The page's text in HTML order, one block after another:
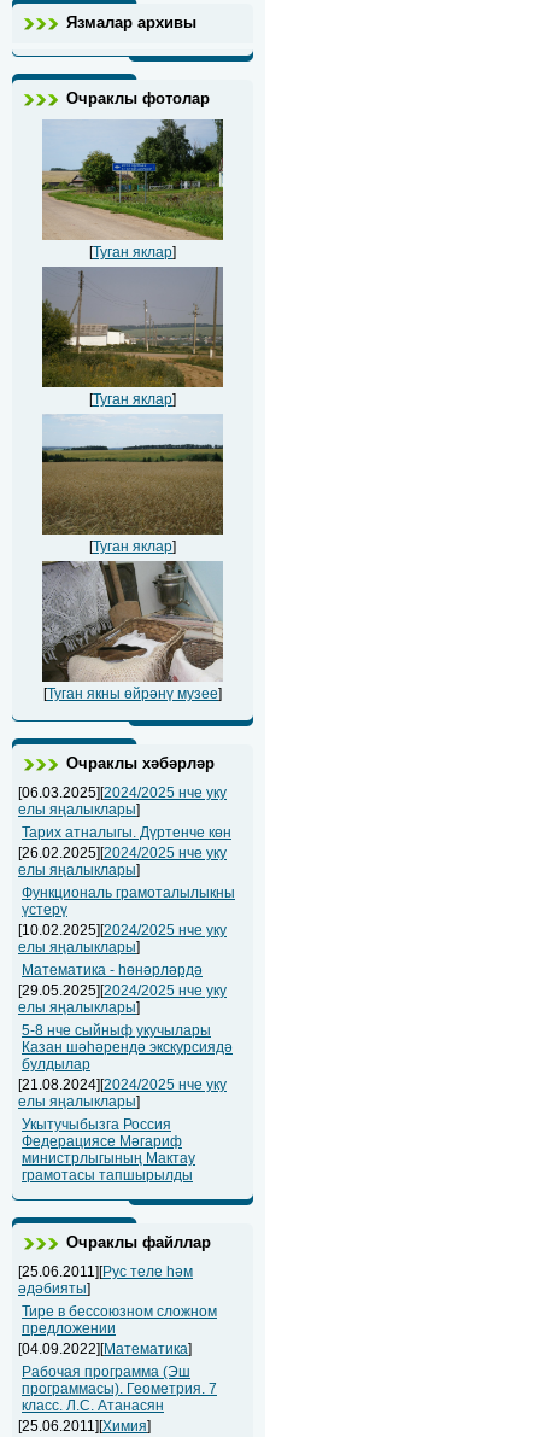
Язмалар архивы
Очраклы фотолар
[Туган яклар]
[Туган яклар]
[Туган яклар]
[Туган якны өйрәнү музее]
Очраклы хәбәрләр
[06.03.2025][2024/2025 нче уку
елы яңалыклары]
Тарих атналыгы. Дүртенче көн
[26.02.2025][2024/2025 нче уку
елы яңалыклары]
Функциональ грамоталылыкны
үстерү
[10.02.2025][2024/2025 нче уку
елы яңалыклары]
Математика - һөнәрләрдә
[29.05.2025][2024/2025 нче уку
елы яңалыклары]
5-8 нче сыйныф укучылары
Казан шәһәрендә экскурсиядә
булдылар
[21.08.2024][2024/2025 нче уку
елы яңалыклары]
Укытучыбызга Россия
Федерациясе Мәгариф
министрлыгының Мактау
грамотасы тапшырылды
Очраклы файллар
[25.06.2011][Рус теле һәм
әдәбияты]
Тире в бессоюзном сложном
предложении
[04.09.2022][Математика]
Рабочая программа (Эш
программасы). Геометрия. 7
класс. Л.С. Атанасян
[25.06.2011][Химия]